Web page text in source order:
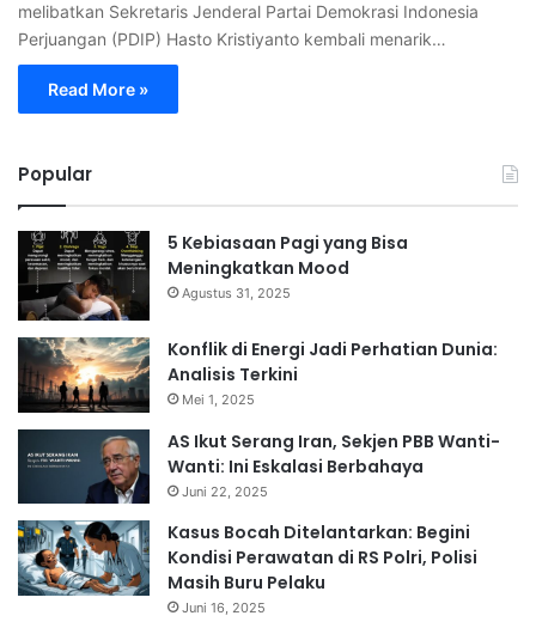
melibatkan Sekretaris Jenderal Partai Demokrasi Indonesia
Perjuangan (PDIP) Hasto Kristiyanto kembali menarik…
Read More »
Popular
5 Kebiasaan Pagi yang Bisa
Meningkatkan Mood
Agustus 31, 2025
Konflik di Energi Jadi Perhatian Dunia:
Analisis Terkini
Mei 1, 2025
AS Ikut Serang Iran, Sekjen PBB Wanti-
Wanti: Ini Eskalasi Berbahaya
Juni 22, 2025
Kasus Bocah Ditelantarkan: Begini
Kondisi Perawatan di RS Polri, Polisi
Masih Buru Pelaku
Juni 16, 2025